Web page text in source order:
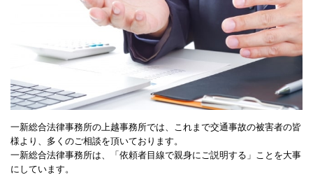
一新総合法律事務所の上越事務所では、これまで交通事故の被害者の皆
様より、多くのご相談を頂いております。
一新総合法律事務所は、「依頼者目線で親身にご説明する」ことを大事
にしています。